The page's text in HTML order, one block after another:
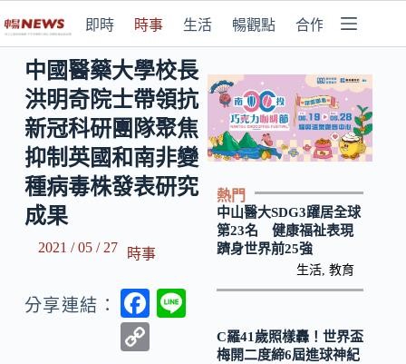
即時 時事 生活 暢觀點 合作媒體
中國醫藥大學校長
洪明奇院士帶領抗
新冠科研團隊聚焦
抑制英國和南非變
種病毒株發表研究
成果
2021 / 05 / 27 時事
分享連結：
F
熱門
中山醫大SDG3躍居全球
第23名 健康福祉表現
躋身世界前25強
生活 ,教育
C羅41歲照樣轟！世界盃
梅開二度締6屆進球神紀